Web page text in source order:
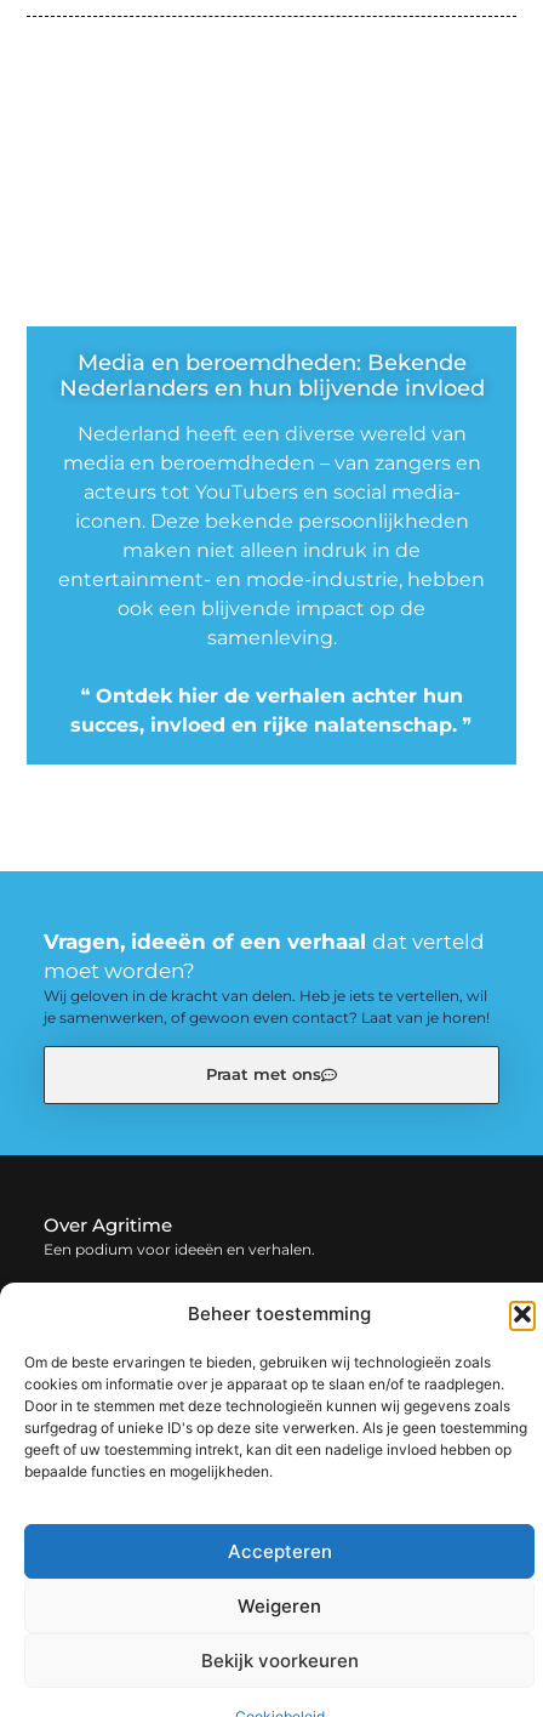
Beheer toestemming
Om de beste ervaringen te bieden, gebruiken wij technologieën zoals
cookies om informatie over je apparaat op te slaan en/of te raadplegen.
Door in te stemmen met deze technologieën kunnen wij gegevens zoals
surfgedrag of unieke ID's op deze site verwerken. Als je geen toestemming
geeft of uw toestemming intrekt, kan dit een nadelige invloed hebben op
bepaalde functies en mogelijkheden.
Accepteren
Weigeren
Bekijk voorkeuren
Media en beroemdheden: Bekende
Nederlanders en hun blijvende invloed
Nederland heeft een diverse wereld van
media en beroemdheden – van zangers en
acteurs tot YouTubers en social media-
iconen. Deze bekende persoonlijkheden
maken niet alleen indruk in de
entertainment- en mode-industrie, hebben
ook een blijvende impact op de
samenleving.
❝ Ontdek hier de verhalen achter hun
succes, invloed en rijke nalatenschap. ❞
Vragen, ideeën of een verhaal dat verteld
moet worden?
Wij geloven in de kracht van delen. Heb je iets te vertellen, wil
je samenwerken, of gewoon even contact? Laat van je horen!
Praat met ons
Over Agritime
Een podium voor ideeën en verhalen.
— agritime.be verzamelt blogs en artikelen vol inspiratie,
creativiteit en inzichten uit het dagelijks leven. Laat je
Onze
informatie
Bericht categorie
@2025 www.agritime.be. All Right Reserved.​